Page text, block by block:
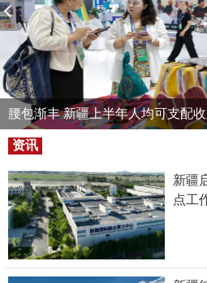
腰包渐丰 新疆上半年人均可支配
资讯
新疆
点工